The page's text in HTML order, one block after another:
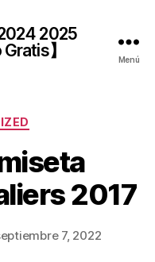
2025
】
Menú
2017
7, 2022